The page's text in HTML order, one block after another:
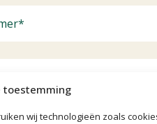
toestemming
wij technologieën zoals